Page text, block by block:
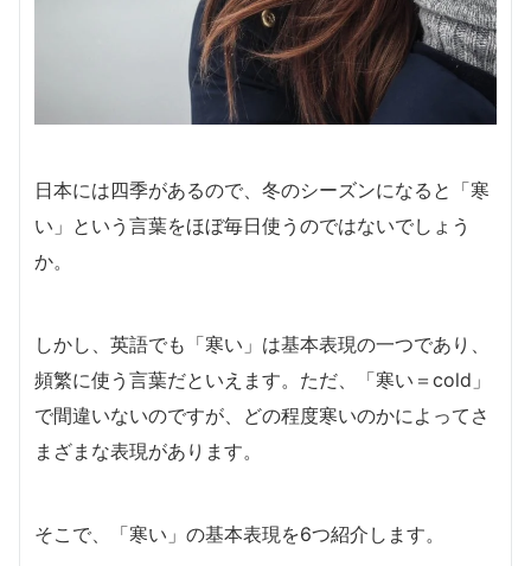
日本には四季があるので、冬のシーズンになると「寒
い」という言葉をほぼ毎日使うのではないでしょう
か。
しかし、英語でも「寒い」は基本表現の一つであり、
頻繁に使う言葉だといえます。ただ、「寒い＝cold」
で間違いないのですが、どの程度寒いのかによってさ
まざまな表現があります。
そこで、「寒い」の基本表現を6つ紹介します。